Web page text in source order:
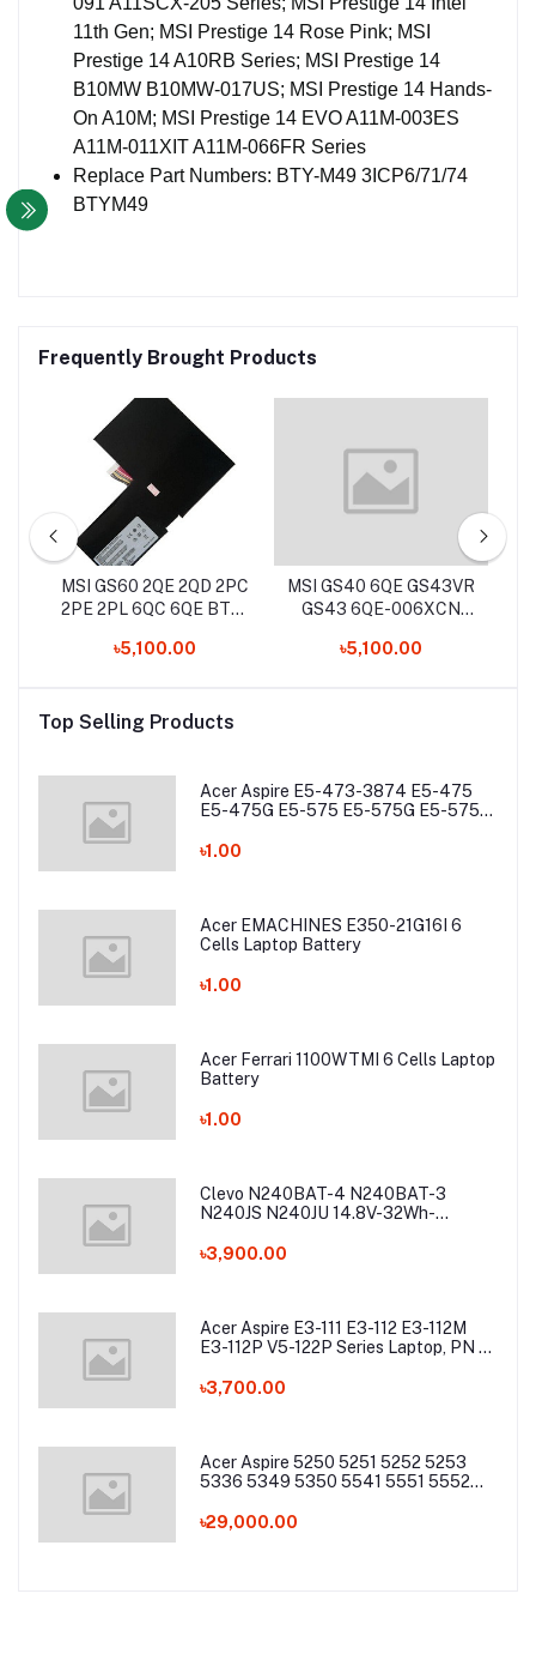
11th Gen; MSI Prestige 14 Rose Pink; MSI
Prestige 14 A10RB Series; MSI Prestige 14
B10MW B10MW-017US; MSI Prestige 14 Hands-
On A10M; MSI Prestige 14 EVO A11M-003ES
A11M-011XIT A11M-066FR Series
Replace Part Numbers: BTY-M49 3ICP6/71/74
BTYM49
Frequently Brought Products
MSI GS60 2QE 2QD 2PC
2PE 2PL 6QC 6QE BTY-
Original Laptop Battery
৳5,100.00
MSI GS40 6QE GS43VR
GS43 6QE-006XCN
009XTH BTY-M47
৳5,100.00
Top Selling Products
Acer Aspire E5-473-3874 E5-475
E5-475G E5-575 E5-575G E5-575T
Battery
৳1.00
Acer EMACHINES E350-21G16I 6
Cells Laptop Battery
৳1.00
Acer Ferrari 1100WTMI 6 Cells Laptop
Battery
৳1.00
Clevo N240BAT-4 N240BAT-3
N240JS N240JU 14.8V-32Wh-
৳3,900.00
Acer Aspire E3-111 E3-112 E3-112M
E3-112P V5-122P Series Laptop, PN -
৳3,700.00
Acer Aspire 5250 5251 5252 5253
5336 5349 5350 5541 5551 5552
5745 5749 5750 5755 5760 7251
৳29,000.00